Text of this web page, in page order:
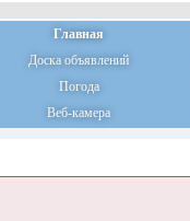
Главная
Доска объявлений
Погода
Веб-камера